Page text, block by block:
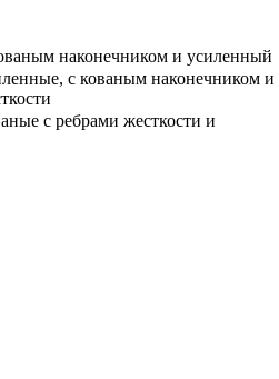
наконечником и усиленный
с кованым наконечником и
с ребрами жесткости и